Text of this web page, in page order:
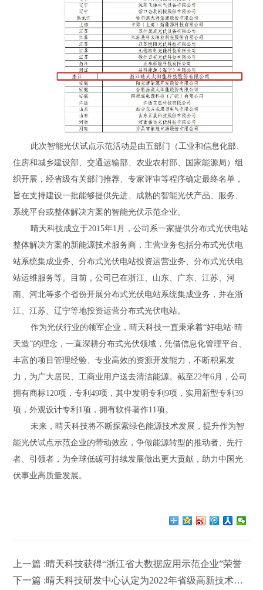
此次智能光伏试点示范活动是由五部门（工业和信息化部、
住房和城乡建设部、交通运输部、农业农村部、国家能源局）组
织开展，经省级有关部门推荐、专家评审等程序确定最终名单，
旨在支持建设一批能够提供先进、成熟的智能光伏产品、服务、
系统平台或整体解决方案的智能光伏示范企业。
晴天科技成立于2015年1月，公司系一家提供分布式光伏电站
整体解决方案的新能源技术服务商，主营业务包括分布式光伏电
站系统集成业务、分布式光伏电站投资运营业务、分布式光伏电
站运维服务等。目前，公司已在浙江、山东、广东、江苏、河
南、河北等多个省份开展分布式光伏电站系统集成业务，并在浙
江、江苏、辽宁等地投资运营分布式光伏电站。
作为光伏行业的领军企业，晴天科技一直秉承着“好电站·晴
天造”的理念，一直深耕分布式光伏领域，凭借信息化管理平台、
丰富的项目管理经验、专业高效的资源开发能力，不断积累发
力，为广大居民、工商业用户送去清洁能源。截至22年6月，公司
拥有商标120项，专利49项，其中发明专利9项，实用新型专利39
项，外观设计专利1项，拥有软件著作11项。
未来，晴天科技将不断探索绿色能源技术发展，提升作为智
能光伏试点示范企业的带动效应，争做能源转型的推动者、先行
者、引领者，为全球低碳可持续发展做出更大贡献，助力中国光
伏事业高质量发展。
上一篇 :晴天科技获得“浙江省大数据应用示范企业”荣誉
下一篇 :晴天科技研发中心认定为2022年省级高新技术企业研究开发中心